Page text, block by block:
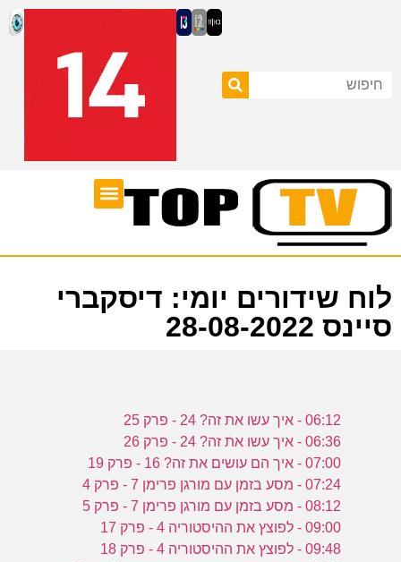
לוח שידורים יומי: דיסקברי
סיינס 28-08-2022
06:12 - איך עשו את זה? 24 - פרק 25
06:36 - איך עשו את זה? 24 - פרק 26
07:00 - איך הם עושים את זה? 16 - פרק 19
07:24 - מסע בזמן עם מורגן פרימן 7 - פרק 4
08:12 - מסע בזמן עם מורגן פרימן 7 - פרק 5
09:00 - לפוצץ את ההיסטוריה 4 - פרק 17
09:48 - לפוצץ את ההיסטוריה 4 - פרק 18